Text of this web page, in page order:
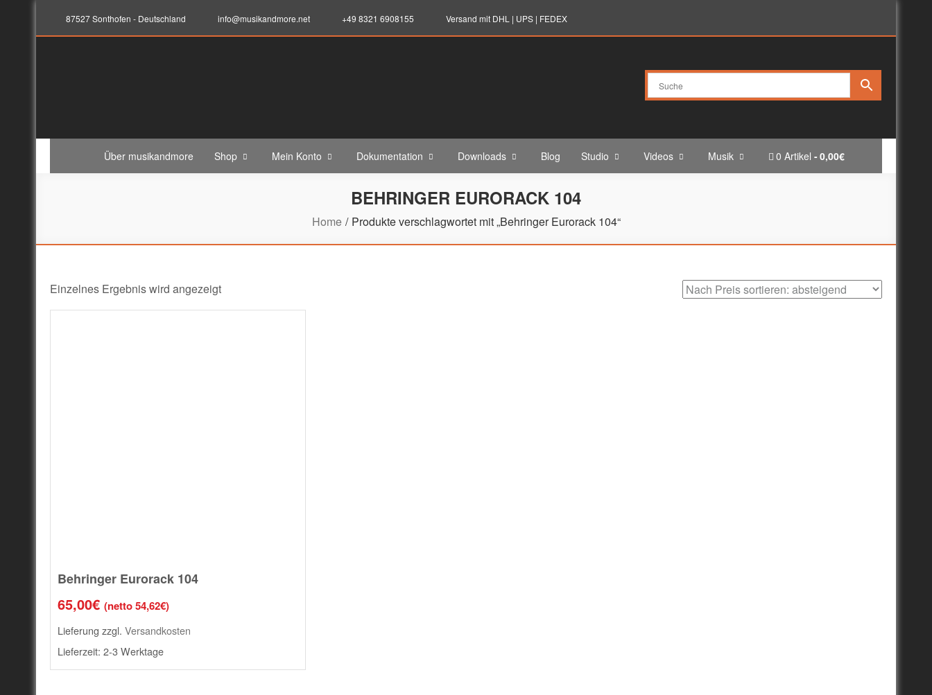
87527 Sonthofen - Deutschland info@musikandmore.net +49 8321 6908155 Versand mit DHL | UPS | FEDEX
musikandmore.net
Über musikandmore Shop Mein Konto Dokumentation Downloads Blog Studio Videos Musik 0 Artikel 0,00€
BEHRINGER EURORACK 104
Home Produkte verschlagwortet mit „Behringer Eurorack 104“
Einzelnes Ergebnis wird angezeigt
Behringer Eurorack 104
65,00€ (netto54,62€)
Lieferung zzgl. Versandkosten
Lieferzeit: 2-3 Werktage